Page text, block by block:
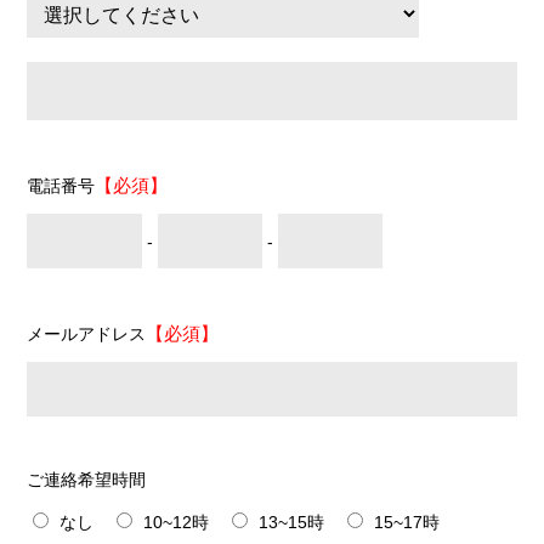
電話番号 【必須】
- -
メールアドレス 【必須】
ご連絡希望時間
なし 10~12時 13~15時 15~17時